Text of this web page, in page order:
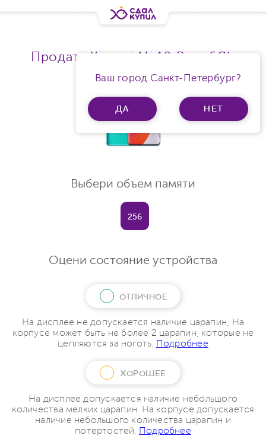
Ваш город Санкт-Петербург?
ДА НЕТ
Продать Xiaomi Mi 10 Ram 6Gb
Выбери объем памяти
256
Оцени состояние устройства
ОТЛИЧНОЕ
На дисплее не допускается наличие царапин, На
корпусе может быть не более 2 царапин, которые не
цепляются за ноготь. Подробнее
ХОРОШЕЕ
На дисплее допускается наличие небольшого
количества мелких царапин. На корпусе допускается
наличие небольшого количества царапин и
потертостей. Подробнее